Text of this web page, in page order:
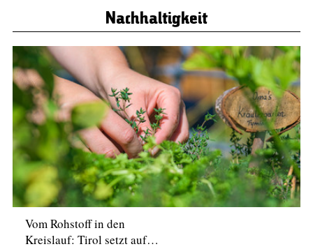
Nachhaltigkeit
Vom Rohstoff in den
Kreislauf: Tirol setzt auf…